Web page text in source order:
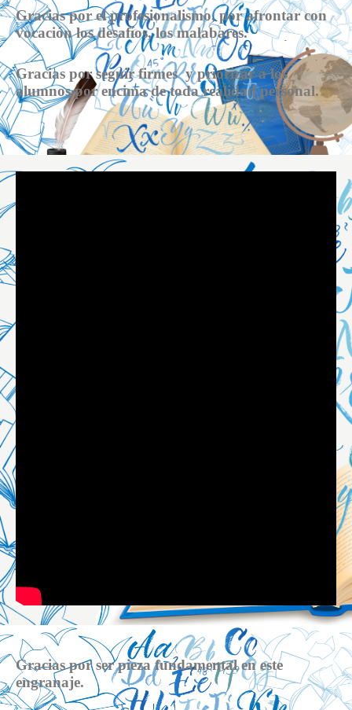
Gracias por el profesionalismo, por afrontar con
vocación los desafíos, los malabares.
Gracias por seguir firmes y priorizar a los
alumnos por encima de toda realidad personal.
Gracias por ser pieza fundamental en este
engranaje.